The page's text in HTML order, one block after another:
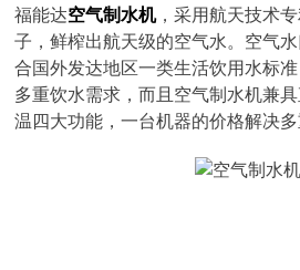
福能达空气制水机，采用航天技术
子，鲜榨出航天级的空气水。空气
合国外发达地区一类生活饮用水标
多重饮水需求，而且空气制水机兼
温四大功能，一台机器的价格解决多